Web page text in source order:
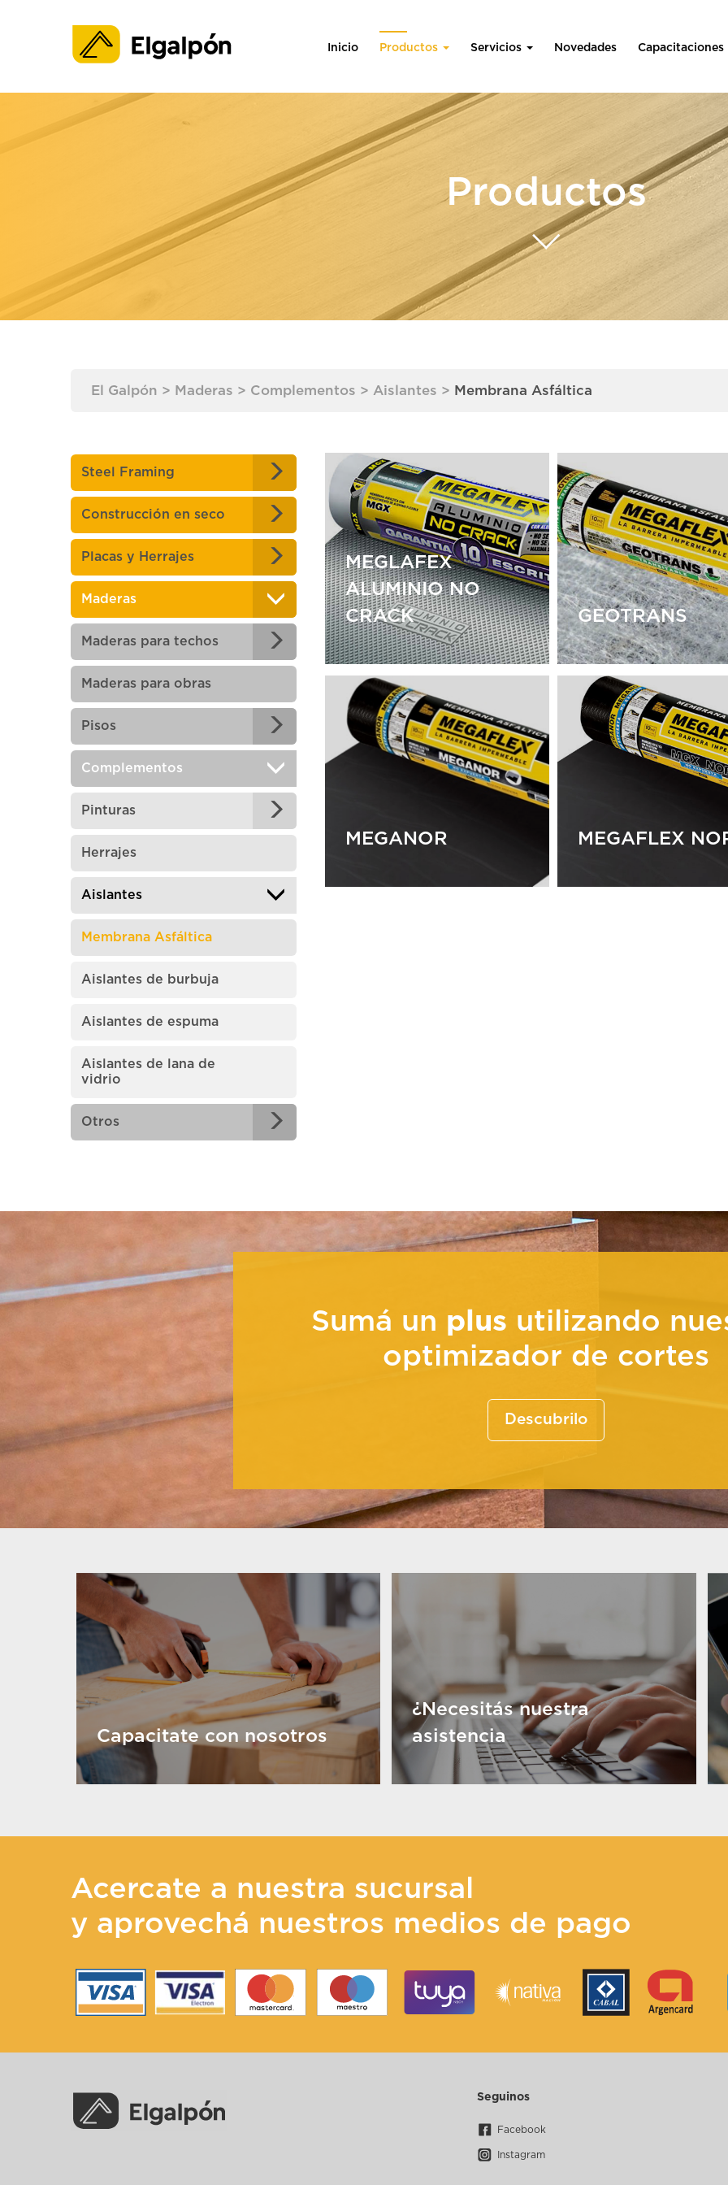
Inicio Productos Servicios Novedades Capacitaciones
Productos
El Galpón > Maderas > Complementos > Aislantes > Membrana Asfáltica
Steel Framing
Construcción en seco
Placas y Herrajes
Maderas
Maderas para techos
Maderas para obras
Pisos
Complementos
Pinturas
Herrajes
Aislantes
Membrana Asfáltica
Aislantes de burbuja
Aislantes de espuma
Aislantes de lana de
vidrio
Otros
MEGLAFEX
ALUMINIO NO
CRACK
MEGLAFEX
ALUMINIO NO
CRACK
GEOTRANS
GEOTRANS
MEGANOR MEGAFLEX
Sumá un plus utilizando
optimizador de cortes
Descubrilo
Capacitate con nosotros
¿Necesitás nuestra
asistencia
Acercate a nuestra sucursal
y aprovechá nuestros medios de pago
Seguinos
Facebook
Instagram